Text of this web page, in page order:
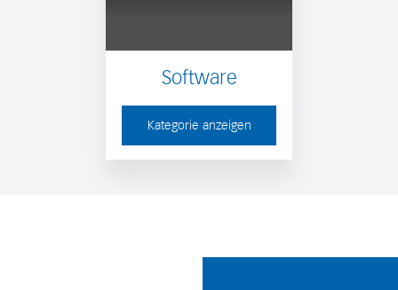
Software
Kategorie anzeigen